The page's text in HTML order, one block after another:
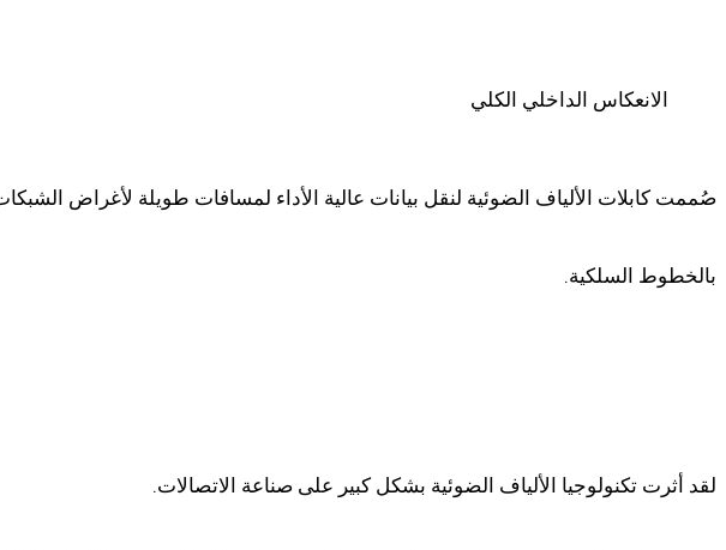
الانعكاس الداخلي الكلي
صُممت كابلات الألياف الضوئية لنقل بيانات عالية الأداء لمسافات طويلة لأغراض
بالخطوط السلكية.
لقد أثرت تكنولوجيا الألياف الضوئية بشكل كبير على صناعة الاتصالات.